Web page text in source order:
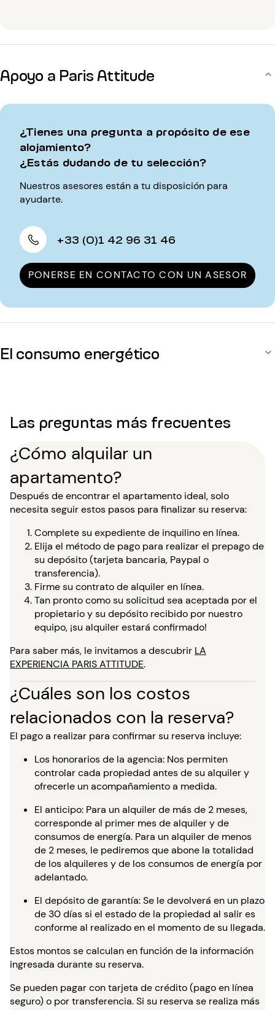
Apoyo a Paris Attitude
¿Tienes una pregunta a propósito de ese
alojamiento?
¿Estás dudando de tu selección?
Nuestros asesores están a tu disposición para
ayudarte.
+33 (0)1 42 96 31 46
PONERSE EN CONTACTO CON UN ASESOR
El consumo energético
Las preguntas más frecuentes
¿Cómo alquilar un
apartamento?
Después de encontrar el apartamento ideal, solo
necesita seguir estos pasos para finalizar su reserva:
Complete su expediente de inquilino en línea.
Elija el método de pago para realizar el prepago de
su depósito (tarjeta bancaria, Paypal o
transferencia).
Firme su contrato de alquiler en línea.
Tan pronto como su solicitud sea aceptada por el
propietario y su depósito recibido por nuestro
equipo, ¡su alquiler estará confirmado!
Para saber más, le invitamos a descubrir LA
EXPERIENCIA PARIS ATTITUDE.
¿Cuáles son los costos
relacionados con la reserva?
El pago a realizar para confirmar su reserva incluye:
Los honorarios de la agencia: Nos permiten
controlar cada propiedad antes de su alquiler y
ofrecerle un acompañamiento a medida.
El anticipo: Para un alquiler de más de 2 meses,
corresponde al primer mes de alquiler y de
consumos de energía. Para un alquiler de menos
de 2 meses, le pediremos que abone la totalidad
de los alquileres y de los consumos de energía por
adelantado.
El depósito de garantía: Se le devolverá en un plazo
de 30 días si el estado de la propiedad al salir es
conforme al realizado en el momento de su llegada.
Estos montos se calculan en función de la información
ingresada durante su reserva.
Se pueden pagar con tarjeta de crédito (pago en línea
seguro) o por transferencia. Si su reserva se realiza más